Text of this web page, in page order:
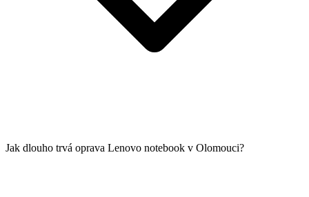
Jak dlouho trvá oprava Lenovo notebook v Olomouci?